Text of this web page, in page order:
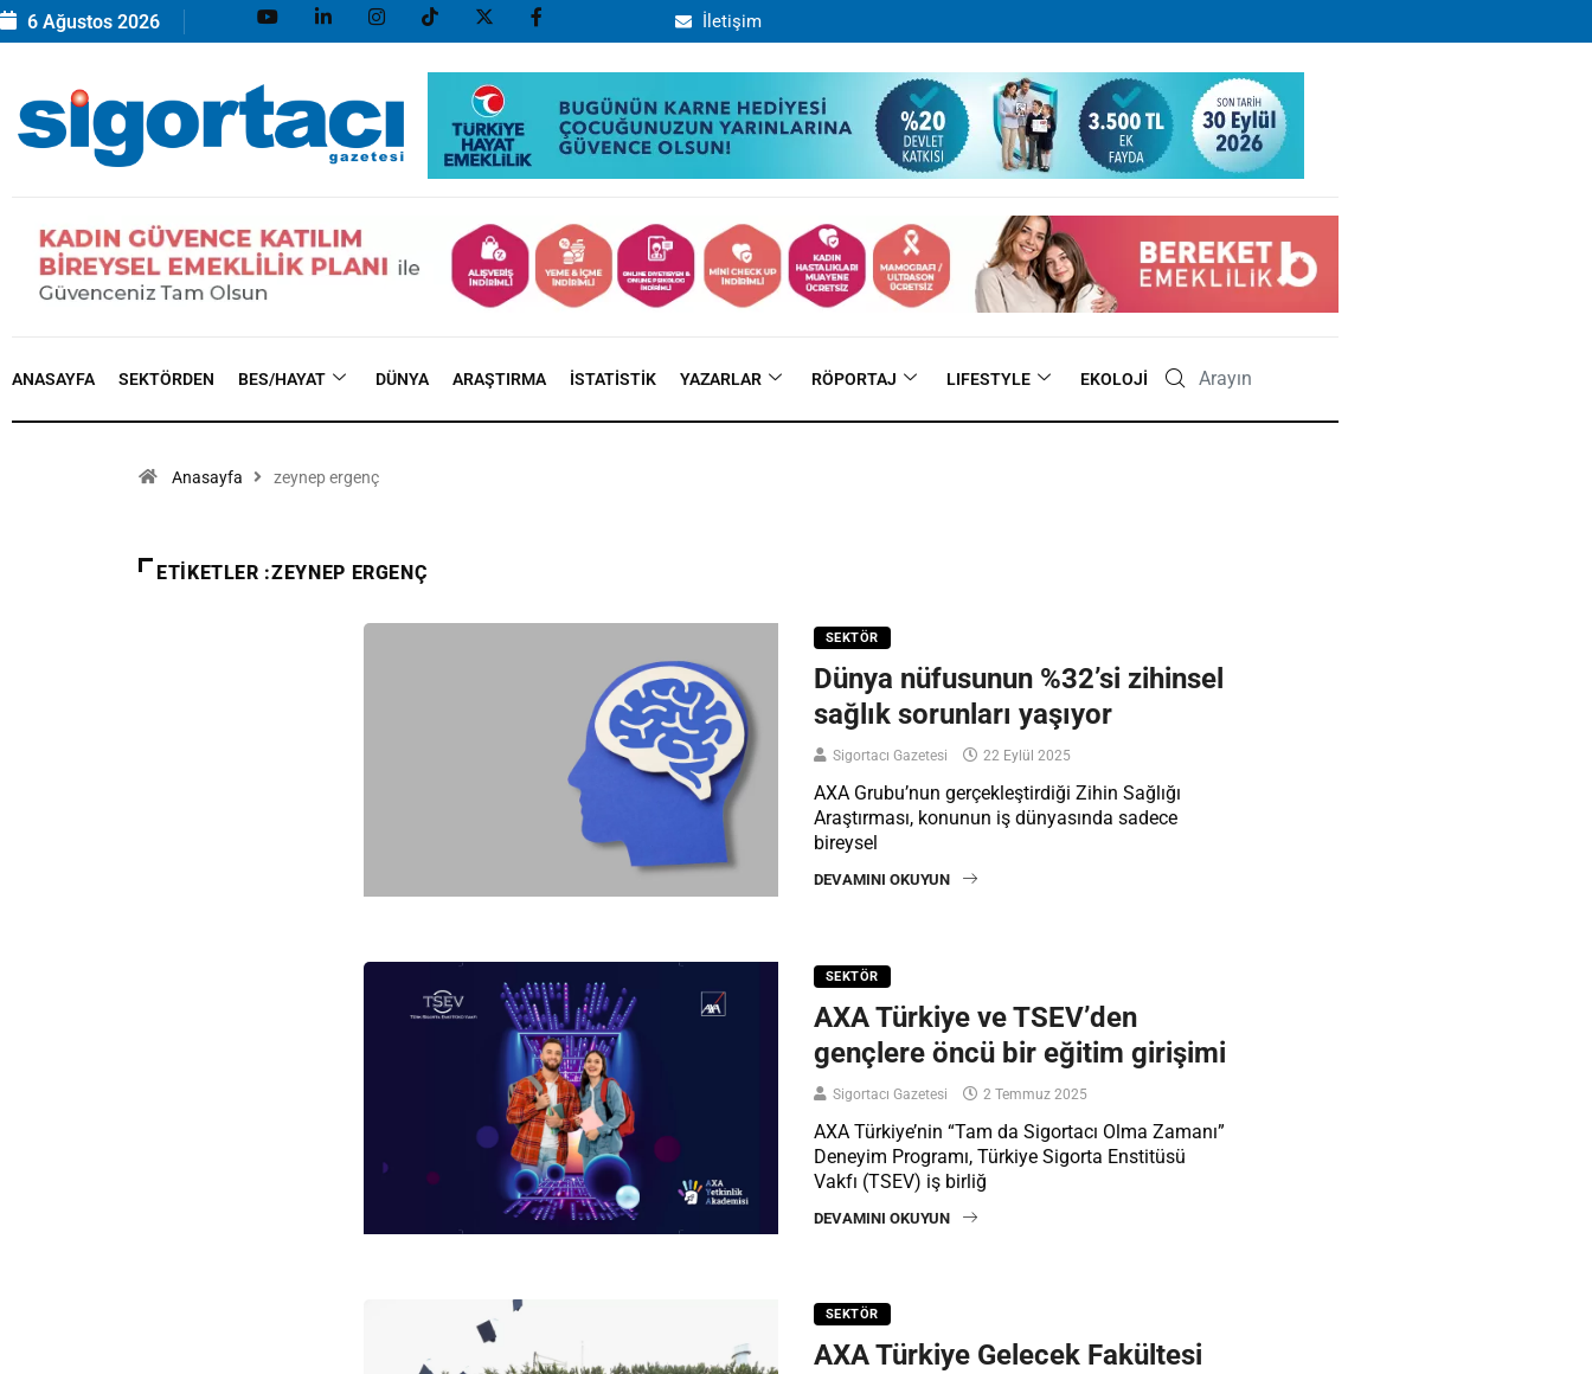
6 Ağustos 2026 İletişim
ANASAYFA SEKTÖRDEN BES/HAYAT DÜNYA ARAŞTIRMA İSTATISTIK YAZARLAR RÖPORTAJ LIFESTYLE EKOLOJI
Anasayfa zeynep ergenç
ETIKETLER :ZEYNEP ERGENÇ
SEKTÖR
Dünya nüfusunun %32’si zihinsel
sağlık sorunları yaşıyor
Sigortacı Gazetesi 22 Eylül 2025
AXA Grubu’nun gerçekleştirdiği Zihin Sağlığı
Araştırması, konunun iş dünyasında sadece
bireysel
DEVAMINI OKUYUN
SEKTÖR
AXA Türkiye ve TSEV’den
gençlere öncü bir eğitim girişimi
Sigortacı Gazetesi 2 Temmuz 2025
AXA Türkiye’nin “Tam da Sigortacı Olma Zamanı”
Deneyim Programı, Türkiye Sigorta Enstitüsü
Vakfı (TSEV) iş birliğ
DEVAMINI OKUYUN
SEKTÖR
AXA Türkiye Gelecek Fakültesi